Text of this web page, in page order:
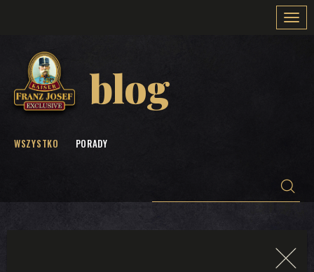
blog
WSZYSTKO PORADY